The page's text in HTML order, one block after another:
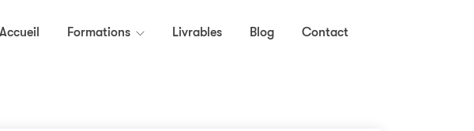
Formations Livrables Blog Contact